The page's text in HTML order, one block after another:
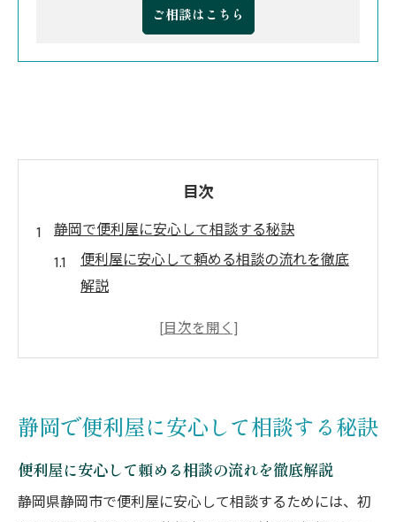
ご相談はこちら
目次
静岡で便利屋に安心して相談する秘訣
便利屋に安心して頼める相談の流れを徹底
解説
静岡市の便利屋が持つ安心感の理由を知ろ
感
初めてでも安心な便利屋選びのコツを紹介
口コミから読み解く便利屋選びの安心感
静岡で便利屋に安心して相談する秘訣
便利屋に安心して頼める相談の流れを徹底解説
静岡県静岡市で便利屋に安心して相談するためには、初